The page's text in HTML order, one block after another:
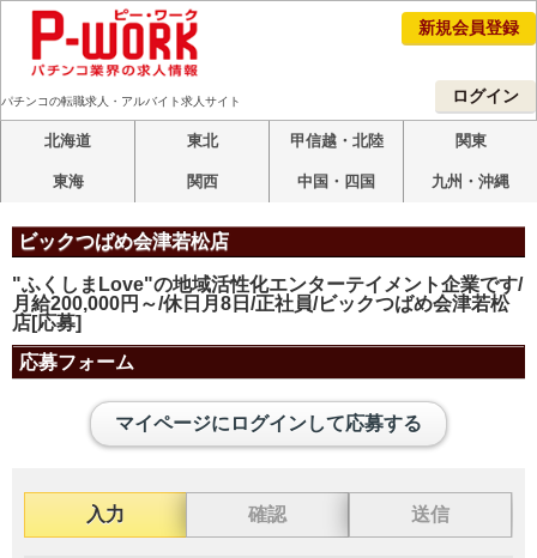
新規会員登録
ログイン
パチンコの転職求人・アルバイト求人サイト
北海道 東北 甲信越・北陸 関東
東海 関西 中国・四国 九州・沖縄
ビックつばめ会津若松店
"ふくしまLove"の地域活性化エンターテイメント企業です/
月給200,000円～/休日月8日/正社員/ビックつばめ会津若松
店[応募]
応募フォーム
マイページにログインして応募する
入力 確認 送信